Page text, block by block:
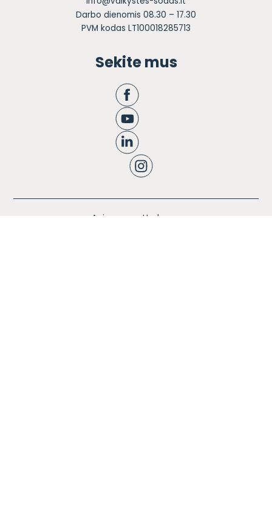
Apie mus
Ugdymas
Darbo dienomis 08.30 – 17.30
PVM kodas LT100018285713
Sekite mus